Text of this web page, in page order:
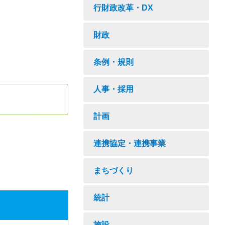
行財政改革・DX
財政
条例・規則
人事・採用
計画
連携協定・連携事業
まちづくり
統計